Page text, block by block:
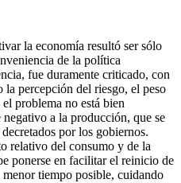
la economía resultó ser sólo
de la política
fue duramente criticado, con
la percepción del riesgo, el peso
problema no está bien
a la producción, que se
por los gobiernos.
relativo del consumo y de la
ponerse en facilitar el reinicio de
tiempo posible, cuidando